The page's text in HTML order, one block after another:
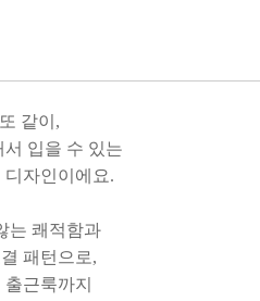
같이,
입을 수 있는
디자인이에요.
는 쾌적함과
패턴으로,
근룩까지